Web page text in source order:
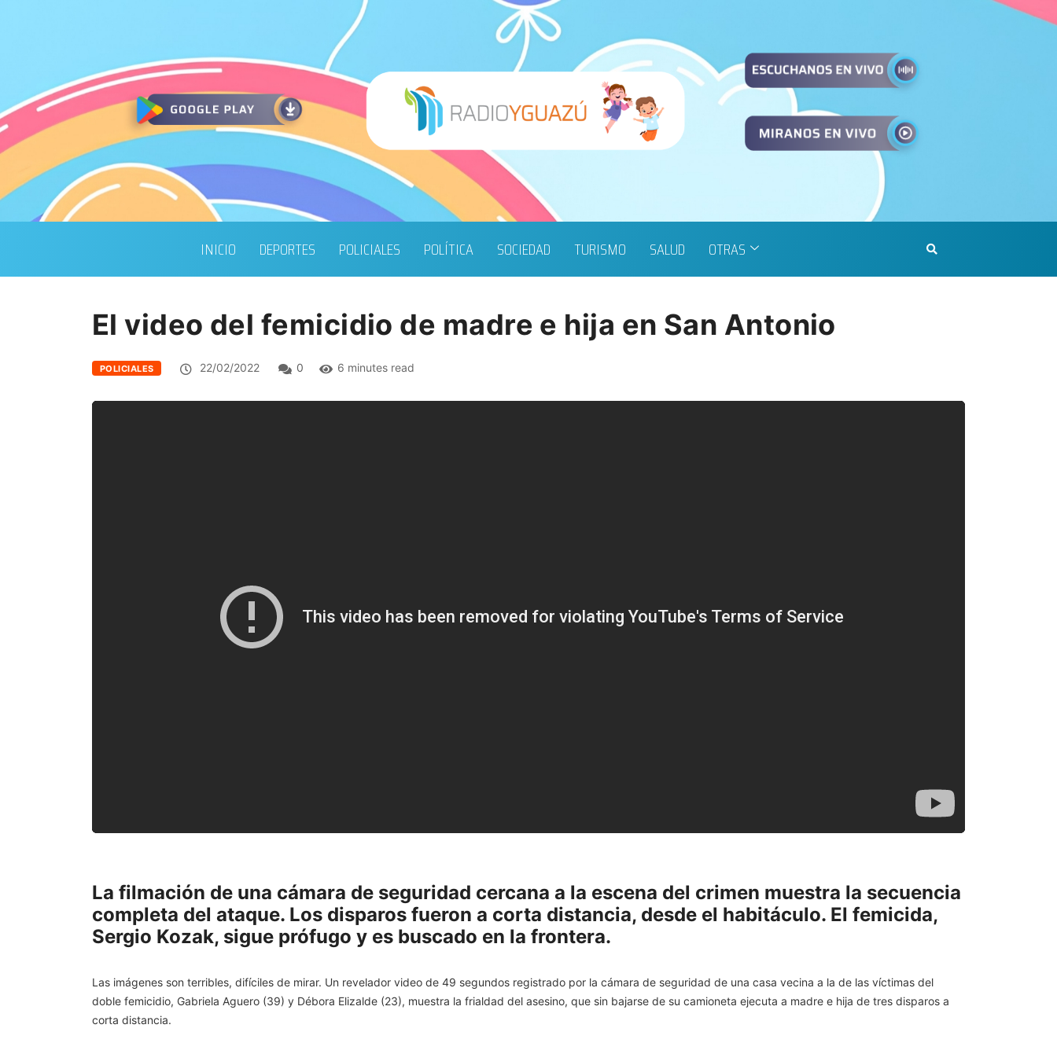
INICIO DEPORTES POLICIALES POLÍTICA SOCIEDAD TURISMO SALUD OTRAS
El video del femicidio de madre e hija en San Antonio
POLICIALES 22/02/2022 0 6 minutes read
La filmación de una cámara de seguridad cercana a la escena del crimen muestra la secuencia
completa del ataque. Los disparos fueron a corta distancia, desde el habitáculo. El femicida,
Sergio Kozak, sigue prófugo y es buscado en la frontera.
Las imágenes son terribles, difíciles de mirar. Un revelador video de 49 segundos registrado por la cámara de seguridad de una casa vecina a la de las víctimas del
doble femicidio, Gabriela Aguero (39) y Débora Elizalde (23), muestra la frialdad del asesino, que sin bajarse de su camioneta ejecuta a madre e hija de tres disparos a
corta distancia.